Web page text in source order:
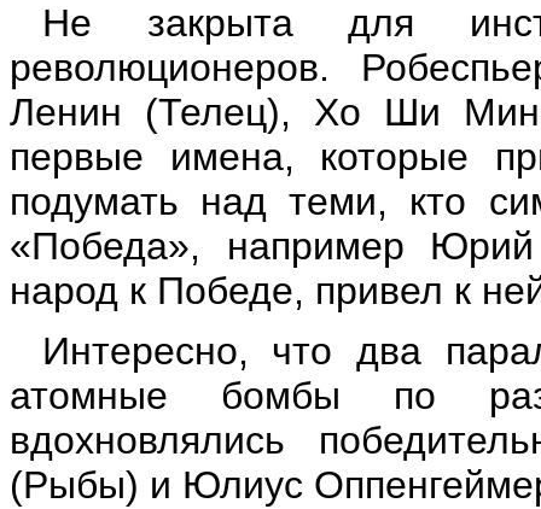
Не закрыта для
революционеров.
Ленин (Телец), Хо Ши
первые имена, которые
подумать над теми, кто
«Победа», например
народ к Победе, привел к
Интересно, что два
атомные бомбы по
вдохновлялись
(Рыбы) и Юлиус